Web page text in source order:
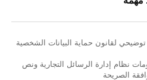
لقانون حماية البيانات الشخصية
نظام إدارة الرسائل التجارية ونص
الصريحة